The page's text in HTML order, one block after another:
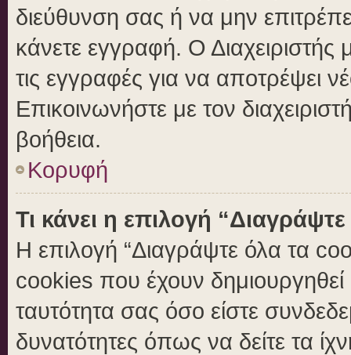
διεύθυνση σας ή να μην
κάνετε εγγραφή. Ο Διαχειριστής
τις εγγραφές για να αποτρέψει
Επικοινωνήστε με τον
βοήθεια.
Κορυφή
Τι κάνει η επιλογή
Η επιλογή “Διαγράψτε όλα τα
cookies που έχουν
ταυτότητα σας όσο είστε
δυνατότητες όπως να δείτε τα